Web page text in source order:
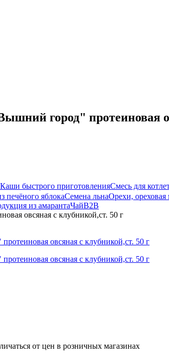
город" протеиновая
Каши быстрого приготовленияСмесь для
печёного яблокаСемена льнаОрехи, ореховая
из амарантаЧайB2B
овсяная с клубникой,ст. 50 г
от цен в розничных магазинах